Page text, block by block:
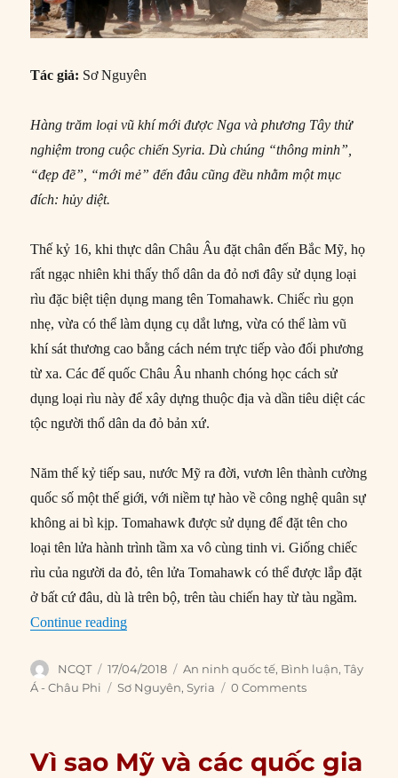
Tác giả: Sơ Nguyên
Hàng trăm loại vũ khí mới được Nga và phương Tây thử
nghiệm trong cuộc chiến Syria. Dù chúng “thông minh”,
“đẹp đẽ”, “mới mẻ” đến đâu cũng đều nhằm một mục
đích: hủy diệt.
Thế kỷ 16, khi thực dân Châu Âu đặt chân đến Bắc Mỹ, họ
rất ngạc nhiên khi thấy thổ dân da đỏ nơi đây sử dụng loại
rìu đặc biệt tiện dụng mang tên Tomahawk. Chiếc rìu gọn
nhẹ, vừa có thể làm dụng cụ dắt lưng, vừa có thể làm vũ
khí sát thương cao bằng cách ném trực tiếp vào đối phương
từ xa. Các đế quốc Châu Âu nhanh chóng học cách sử
dụng loại rìu này để xây dựng thuộc địa và dần tiêu diệt các
tộc người thổ dân da đỏ bản xứ.
Năm thế kỷ tiếp sau, nước Mỹ ra đời, vươn lên thành cường
quốc số một thế giới, với niềm tự hào về công nghệ quân sự
không ai bì kịp. Tomahawk được sử dụng để đặt tên cho
loại tên lửa hành trình tầm xa vô cùng tinh vi. Giống chiếc
rìu của người da đỏ, tên lửa Tomahawk có thể được lắp đặt
ở bất cứ đâu, dù là trên bộ, trên tàu chiến hay từ tàu ngầm.
Continue reading“Từ mưa tên lửa Tomahawk nhìn lại Nội chiến
Author
NCQT
Posted
on
17/04/2018 Categories
An ninh quốc tế, Bình luận,Tây
Á - Châu Phi
Tags
Sơ Nguyên,Syria 0 Comments
Vì sao Mỹ và các quốc gia